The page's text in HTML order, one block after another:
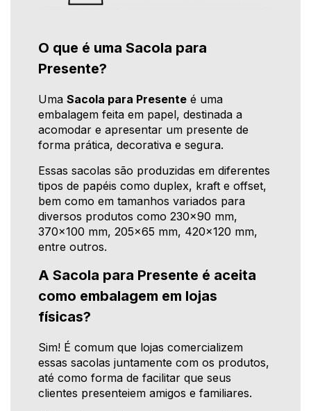
O que é uma Sacola para
Presente?
Uma Sacola para Presente é uma
embalagem feita em papel, destinada a
acomodar e apresentar um presente de
forma prática, decorativa e segura.
Essas sacolas são produzidas em diferentes
tipos de papéis como duplex, kraft e offset,
bem como em tamanhos variados para
diversos produtos como 230x90 mm,
370x100 mm, 205x65 mm, 420x120 mm,
entre outros.
A Sacola para Presente é aceita
como embalagem em lojas
físicas?
Sim! É comum que lojas comercializem
essas sacolas juntamente com os produtos,
até como forma de facilitar que seus
clientes presenteiem amigos e familiares.